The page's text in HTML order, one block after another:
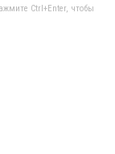
Ctrl+Enter, чтобы